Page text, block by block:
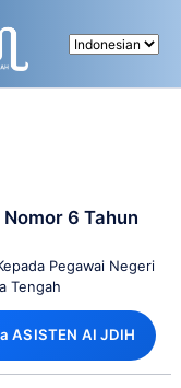
6 Tahun
Pegawai Negeri
Tengah
ASISTEN AI JDIH